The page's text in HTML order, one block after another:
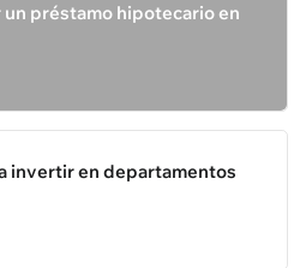
un préstamo hipotecario en
invertir en departamentos